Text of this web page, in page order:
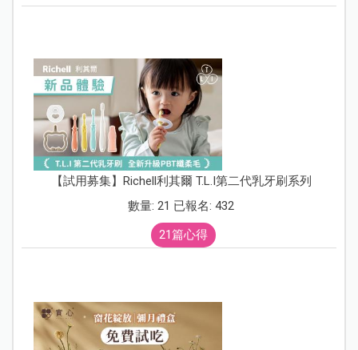
【試用募集】Richell利其爾 T.L.I第二代乳牙刷系列
數量: 21 已報名: 432
21篇心得